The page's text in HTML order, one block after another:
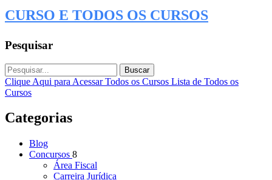
CURSO E TODOS OS CURSOS
Pesquisar
Buscar
Clique Aqui para Acessar Todos os Cursos Lista de Todos os
Cursos
Categorias
Blog
Concursos 8
Área Fiscal
Carreira Jurídica